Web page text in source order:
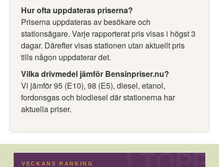
Hur ofta uppdateras priserna?
Priserna uppdateras av besökare och
stationsägare. Varje rapporterat pris visas i högst 3
dagar. Därefter visas stationen utan aktuellt pris
tills någon uppdaterar det.
Vilka drivmedel jämför Bensinpriser.nu?
Vi jämför 95 (E10), 98 (E5), diesel, etanol,
fordonsgas och biodiesel där stationerna har
aktuella priser.
VECKANS RANKING